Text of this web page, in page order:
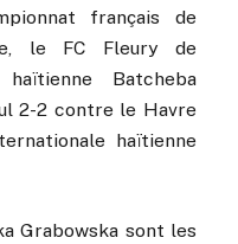
français de
le FC Fleury de
haïtienne Batcheba
2-2 contre le Havre
haïtienne
Grabowska sont les